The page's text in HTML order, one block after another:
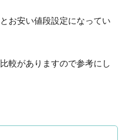
お安い値段設定になってい
較がありますので参考にし